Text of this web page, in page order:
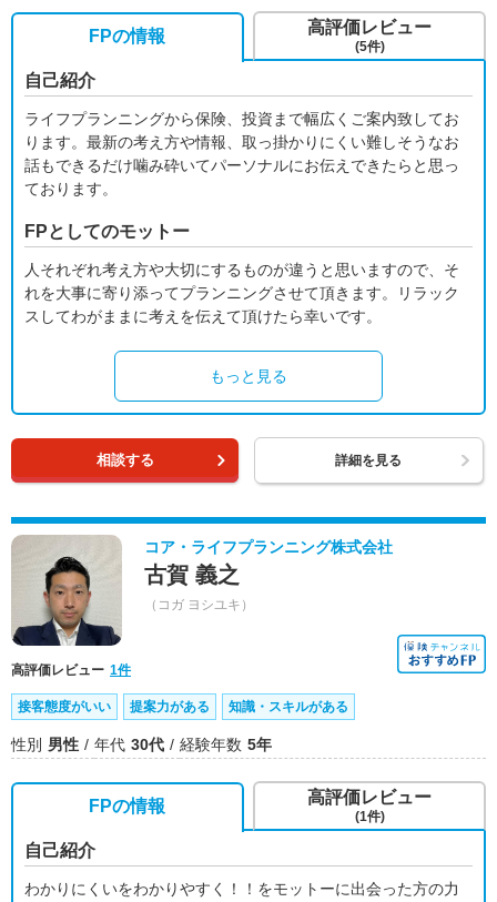
FPの情報
自己紹介
ライフプランニングから保険、投資まで幅広くご案内致してお
ります。最新の考え方や情報、取っ掛かりにくい難しそうなお
話もできるだけ噛み砕いてパーソナルにお伝えできたらと思っ
ております。
FPとしてのモットー
人それぞれ考え方や大切にするものが違うと思いますので、そ
れを大事に寄り添ってプランニングさせて頂きます。リラック
スしてわがままに考えを伝えて頂けたら幸いです。
もっと見る
高評価レビュー
(5件)
相談する 詳細を見る
コア・ライフプランニング株式会社
古賀 義之
（コガ ヨシユキ）
高評価レビュー 1件
接客態度がいい 提案力がある 知識・スキルがある
性別 男性 年代 30代 経験年数 5年
FPの情報
自己紹介
わかりにくいをわかりやすく！！をモットーに出会った方の力
高評価レビュー
(1件)